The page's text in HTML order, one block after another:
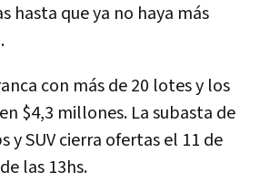
hasta que ya no haya más
con más de 20 lotes y los
$4,3 millones. La subasta de
y SUV cierra ofertas el 11 de
las 13hs.